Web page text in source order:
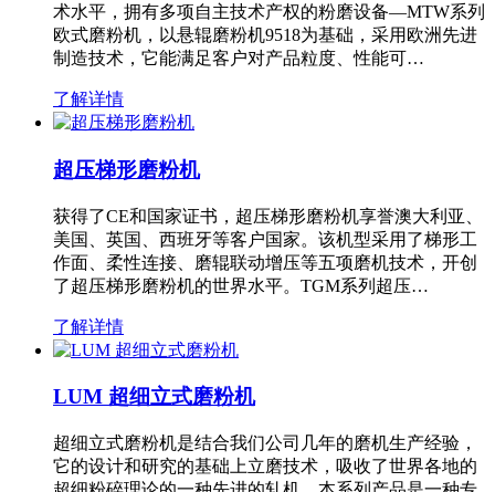
术水平，拥有多项自主技术产权的粉磨设备—MTW系列
欧式磨粉机，以悬辊磨粉机9518为基础，采用欧洲先进
制造技术，它能满足客户对产品粒度、性能可…
了解详情
超压梯形磨粉机
获得了CE和国家证书，超压梯形磨粉机享誉澳大利亚、
美国、英国、西班牙等客户国家。该机型采用了梯形工
作面、柔性连接、磨辊联动增压等五项磨机技术，开创
了超压梯形磨粉机的世界水平。TGM系列超压…
了解详情
LUM 超细立式磨粉机
超细立式磨粉机是结合我们公司几年的磨机生产经验，
它的设计和研究的基础上立磨技术，吸收了世界各地的